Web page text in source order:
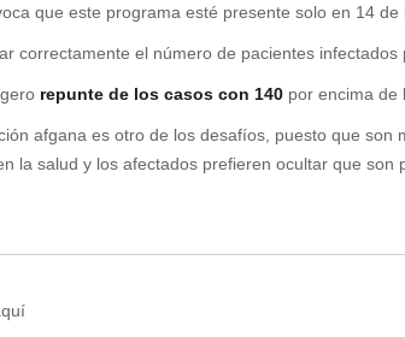
que este programa esté presente solo en 14
correctamente el número de pacientes
repunte de los casos con 140 por encima de
afgana es otro de los desafíos, puesto que son
la salud y los afectados prefieren ocultar que son